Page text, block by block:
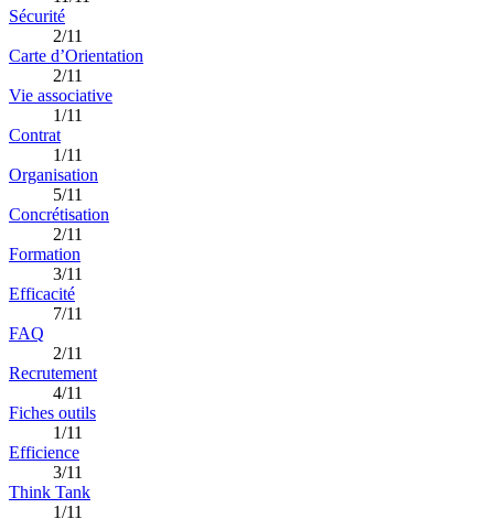
Sécurité
2/11
Carte d’Orientation
2/11
Vie associative
1/11
Contrat
1/11
Organisation
5/11
Concrétisation
2/11
Formation
3/11
Efficacité
7/11
FAQ
2/11
Recrutement
4/11
Fiches outils
1/11
Efficience
3/11
Think Tank
1/11